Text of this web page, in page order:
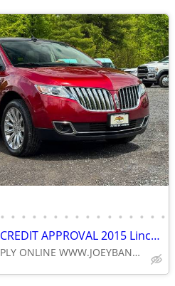
• • • • • • • • • • • • • • • •
FAST AND EASY CREDIT APPROVAL 2015 Lincoln MKX AWD SUV!
APPLY ONLINE WWW.JOEYBANK.COM OR MAKE CASH OFFER